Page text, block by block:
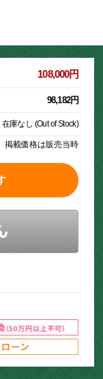
108,000円
98,182円
在庫なし (Out of Stock)
掲載価格は販売当時